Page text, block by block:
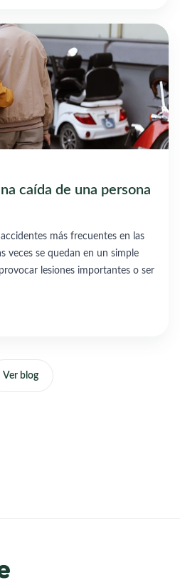
caída de una persona
más frecuentes en las
veces se quedan en un simple
lesiones importantes o ser
Ver blog